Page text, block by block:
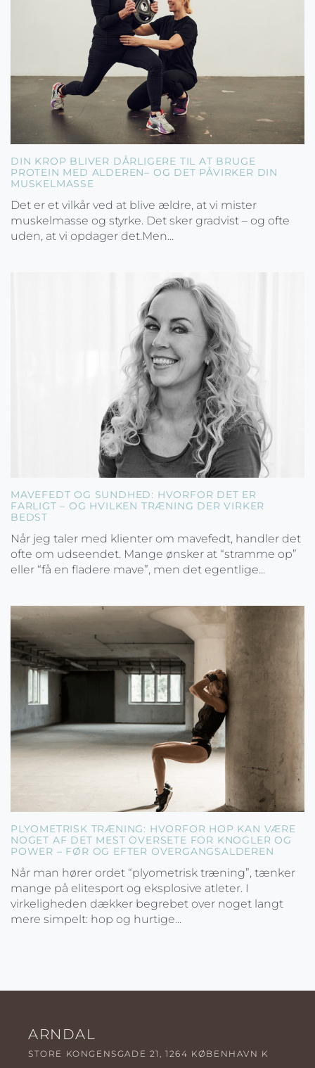
DIN KROP BLIVER DÅRLIGERE TIL AT BRUGE
PROTEIN MED ALDEREN– OG DET PÅVIRKER DIN
MUSKELMASSE
Det er et vilkår ved at blive ældre, at vi mister
muskelmasse og styrke. Det sker gradvist – og ofte
uden, at vi opdager det.Men...
MAVEFEDT OG SUNDHED: HVORFOR DET ER
FARLIGT – OG HVILKEN TRÆNING DER VIRKER
BEDST
Når jeg taler med klienter om mavefedt, handler det
ofte om udseendet. Mange ønsker at “stramme op”
eller “få en fladere mave”, men det egentlige...
PLYOMETRISK TRÆNING: HVORFOR HOP KAN VÆRE
NOGET AF DET MEST OVERSETE FOR KNOGLER OG
POWER – FØR OG EFTER OVERGANGSALDEREN
Når man hører ordet “plyometrisk træning”, tænker
mange på elitesport og eksplosive atleter. I
virkeligheden dækker begrebet over noget langt
mere simpelt: hop og hurtige...
ARNDAL
STORE KONGENSGADE 21, 1264 KØBENHAVN K